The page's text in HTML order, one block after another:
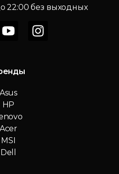
22:00 без выходных
Asus
HP
Acer
MSI
Dell